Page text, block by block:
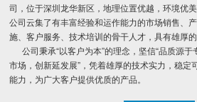
司，位于深圳龙华新区，地理位置优越，环境优
公司云集了有丰富经验和运作能力的市场销售、
施、客户服务、技术培训的骨干人才，具有雄厚的
公司秉承“以客户为本”的理念，坚信“品质源于
市场，创新延发展”，凭着雄厚的技术实力，稳定
能力，为广大客户提供优质的产品。